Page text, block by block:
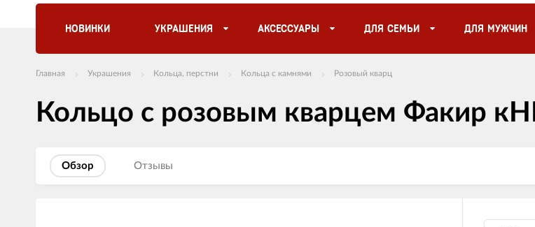
НОВИНКИ УКРАШЕНИЯ АКСЕССУАРЫ ДЛЯ СЕМЬИ ДЛЯ МУЖЧИН
Главная Украшения Кольца, перстни Кольца с камнями Розовый кварц
Кольцо с розовым кварцем Факир
Обзор Отзывы